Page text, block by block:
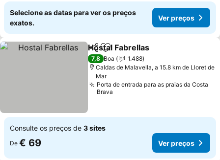
Selecione as datas para ver os preços
exatos.
Ver preços
PartilharAdicionar aos favoritos
Hostal Fabrellas
7,8 Boa
1.488
Caldas de Malavella, a 15.8 km de Lloret de
Mar
Porta de entrada para as praias da Costa
Brava
Consulte os preços de 3 sites
De € 69 Ver preços